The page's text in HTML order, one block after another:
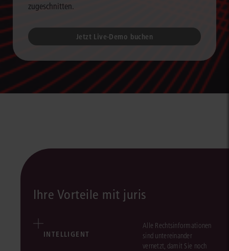
zugeschnitten.
Jetzt Live-Demo buchen
Ihre Vorteile mit juris
INTELLIGENT
Alle Rechtsinformationen
sind untereinander
vernetzt, damit Sie noch